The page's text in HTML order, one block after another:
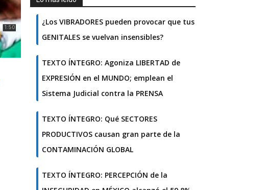
¿Los VIBRADORES pueden provocar que tus
GENITALES se vuelvan insensibles?
TEXTO ÍNTEGRO: Agoniza LIBERTAD de
EXPRESIÓN en el MUNDO; emplean el
Sistema Judicial contra la PRENSA
TEXTO ÍNTEGRO: Qué SECTORES
PRODUCTIVOS causan gran parte de la
CONTAMINACIÓN GLOBAL
TEXTO ÍNTEGRO: PERCEPCIÓN de la